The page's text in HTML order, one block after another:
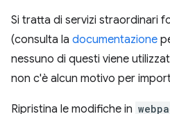
Si tratta di servizi straordinari
(consulta la documentazione
nessuno di questi viene
non c'è alcun motivo per
Ripristina le modifiche in